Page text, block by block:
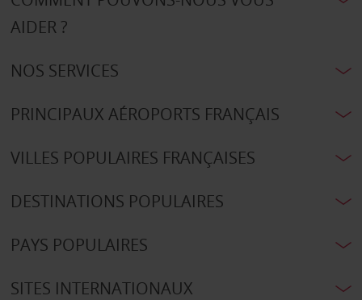
AIDER ?
NOS SERVICES
PRINCIPAUX AÉROPORTS FRANÇAIS
VILLES POPULAIRES FRANÇAISES
DESTINATIONS POPULAIRES
PAYS POPULAIRES
SITES INTERNATIONAUX